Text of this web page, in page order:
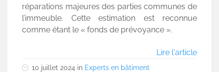
réparations majeures des parties communes de
l’immeuble. Cette estimation est reconnue
comme étant le « fonds de prévoyance ».
Lire l'article
10 juillet 2024 in Experts en bâtiment